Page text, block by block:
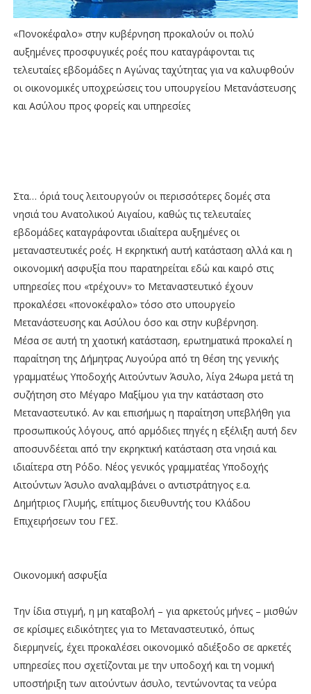
«Πονοκέφαλο» στην κυβέρνηση προκαλούν οι πολύ
αυξημένες προσφυγικές ροές που καταγράφονται τις
τελευταίες εβδομάδες n Αγώνας ταχύτητας για να καλυφθούν
οι οικονομικές υποχρεώσεις του υπουργείου Μετανάστευσης
και Ασύλου προς φορείς και υπηρεσίες
Στα… όριά τους λειτουργούν οι περισσότερες δομές στα
νησιά του Ανατολικού Αιγαίου, καθώς τις τελευταίες
εβδομάδες καταγράφονται ιδιαίτερα αυξημένες οι
μεταναστευτικές ροές. Η εκρηκτική αυτή κατάσταση αλλά και η
οικονομική ασφυξία που παρατηρείται εδώ και καιρό στις
υπηρεσίες που «τρέχουν» το Μεταναστευτικό έχουν
προκαλέσει «πονοκέφαλο» τόσο στο υπουργείο
Μετανάστευσης και Ασύλου όσο και στην κυβέρνηση.
Μέσα σε αυτή τη χαοτική κατάσταση, ερωτηματικά προκαλεί η
παραίτηση της Δήμητρας Λυγούρα από τη θέση της γενικής
γραμματέως Υποδοχής Αιτούντων Άσυλο, λίγα 24ωρα μετά τη
συζήτηση στο Μέγαρο Μαξίμου για την κατάσταση στο
Μεταναστευτικό. Αν και επισήμως η παραίτηση υπεβλήθη για
προσωπικούς λόγους, από αρμόδιες πηγές η εξέλιξη αυτή δεν
αποσυνδέεται από την εκρηκτική κατάσταση στα νησιά και
ιδιαίτερα στη Ρόδο. Νέος γενικός γραμματέας Υποδοχής
Αιτούντων Άσυλο αναλαμβάνει ο αντιστράτηγος ε.α.
Δημήτριος Γλυμής, επίτιμος διευθυντής του Κλάδου
Επιχειρήσεων του ΓΕΣ.
Οικονομική ασφυξία
Την ίδια στιγμή, η μη καταβολή – για αρκετούς μήνες – μισθών
σε κρίσιμες ειδικότητες για το Μεταναστευτικό, όπως
διερμηνείς, έχει προκαλέσει οικονομικό αδιέξοδο σε αρκετές
υπηρεσίες που σχετίζονται με την υποδοχή και τη νομική
υποστήριξη των αιτούντων άσυλο, τεντώνοντας τα νεύρα